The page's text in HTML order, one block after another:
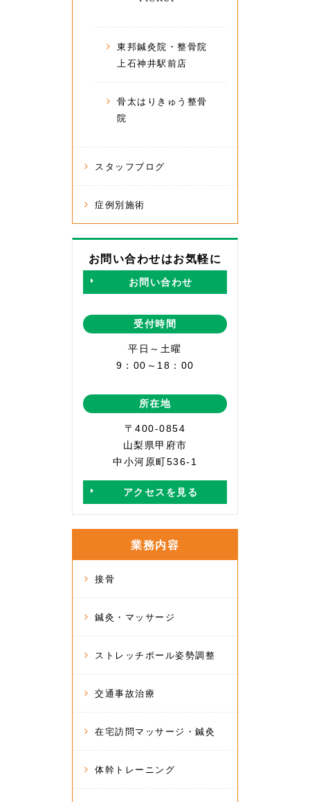
東邦鍼灸院・整骨院
上石神井駅前店
骨太はりきゅう整骨
院
スタッフブログ
症例別施術
お問い合わせはお気軽に
お問い合わせ
受付時間
平日～土曜
9：00～18：00
所在地
〒400-0854
山梨県甲府市
中小河原町536-1
アクセスを見る
業務内容
接骨
鍼灸・マッサージ
ストレッチポール姿勢調整
交通事故治療
在宅訪問マッサージ・鍼灸
体幹トレーニング